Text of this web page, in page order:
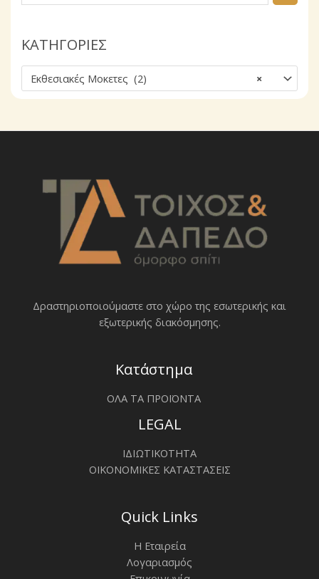
ν
ζ
ή
τ
σ
ΚΑΤΗΓΟΡΙΕΣ
×
Εκθεσιακές Μοκετες (2)
Δραστηριοποιoύμαστε στο χώρο της εσωτερικής και
εξωτερικής διακόσμησης.
Κατάστημα
ΟΛΑ ΤΑ ΠΡΟΪΟΝΤΑ
LEGAL
ΙΔΙΩΤΙΚΟΤΗΤΑ
ΟΙΚΟΝΟΜΙΚΕΣ ΚΑΤΑΣΤΑΣΕΙΣ
Quick Links
Η Εταιρεία
Λογαριασμός